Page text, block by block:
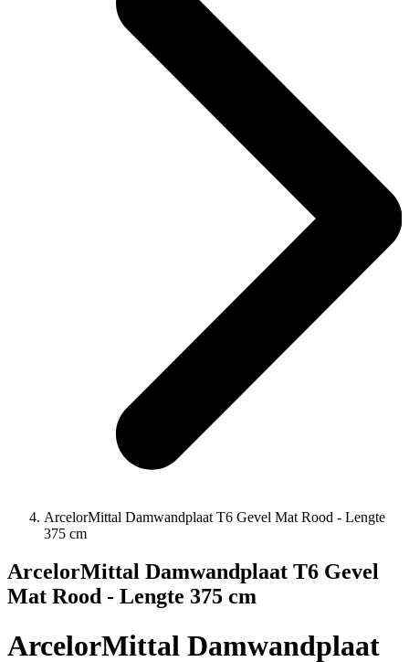
ArcelorMittal Damwandplaat T6 Gevel Mat Rood - Lengte
375 cm
ArcelorMittal Damwandplaat T6 Gevel
Mat Rood - Lengte 375 cm
ArcelorMittal Damwandplaat